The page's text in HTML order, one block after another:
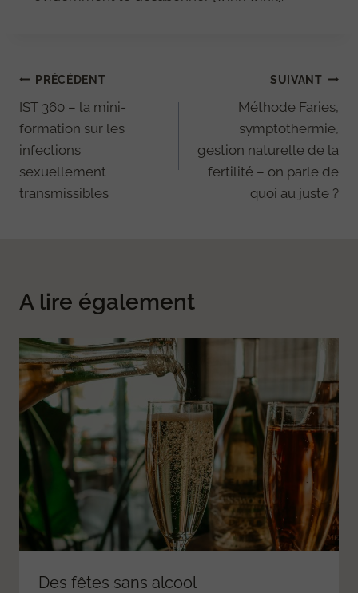
PRÉCÉDENT
IST 360 – la mini-
formation sur les
infections
sexuellement
transmissibles
SUIVANT
Méthode Faries,
symptothermie,
gestion naturelle de la
fertilité – on parle de
quoi au juste ?
A lire également
Des fêtes sans alcool